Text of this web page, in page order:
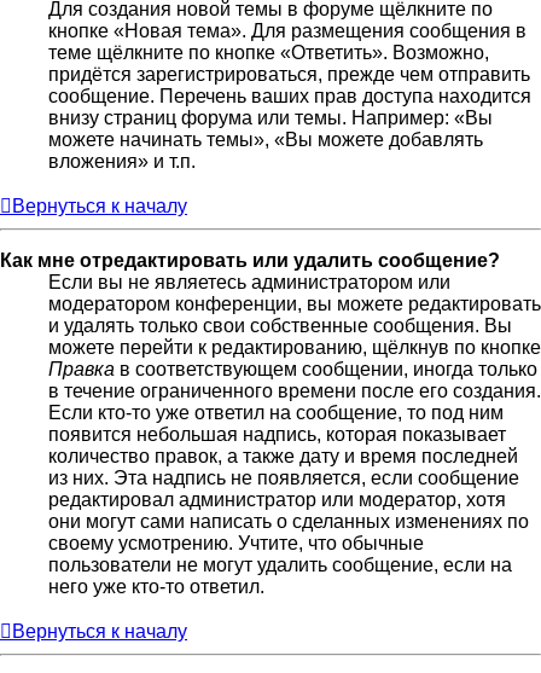
Для создания новой темы в форуме щёлкните по
кнопке «Новая тема». Для размещения сообщения в
теме щёлкните по кнопке «Ответить». Возможно,
придётся зарегистрироваться, прежде чем отправить
сообщение. Перечень ваших прав доступа находится
внизу страниц форума или темы. Например: «Вы
можете начинать темы», «Вы можете добавлять
вложения» и т.п.
Вернуться к началу
Как мне отредактировать или удалить сообщение?
Если вы не являетесь администратором или
модератором конференции, вы можете редактировать
и удалять только свои собственные сообщения. Вы
можете перейти к редактированию, щёлкнув по кнопке
Правка в соответствующем сообщении, иногда только
в течение ограниченного времени после его создания.
Если кто-то уже ответил на сообщение, то под ним
появится небольшая надпись, которая показывает
количество правок, а также дату и время последней
из них. Эта надпись не появляется, если сообщение
редактировал администратор или модератор, хотя
они могут сами написать о сделанных изменениях по
своему усмотрению. Учтите, что обычные
пользователи не могут удалить сообщение, если на
него уже кто-то ответил.
Вернуться к началу